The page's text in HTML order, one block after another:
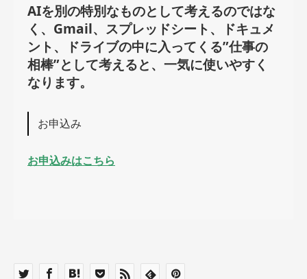
AIを別の特別なものとして考えるのではな
く、Gmail、スプレッドシート、ドキュメ
ント、ドライブの中に入ってくる”仕事の
相棒”として考えると、一気に使いやすく
なります。
お申込み
お申込みはこちら